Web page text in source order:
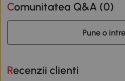
Comunitatea Q&A (0)
Pune o
Recenzii clienti